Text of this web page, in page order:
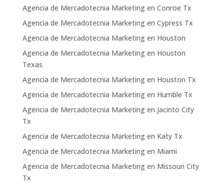
Agencia de Mercadotecnia Marketing en Conroe Tx
Agencia de Mercadotecnia Marketing en Cypress Tx
Agencia de Mercadotecnia Marketing en Houston
Agencia de Mercadotecnia Marketing en Houston
Texas
Agencia de Mercadotecnia Marketing en Houston Tx
Agencia de Mercadotecnia Marketing en Humble Tx
Agencia de Mercadotecnia Marketing en Jacinto City
Tx
Agencia de Mercadotecnia Marketing en Katy Tx
Agencia de Mercadotecnia Marketing en Miami
Agencia de Mercadotecnia Marketing en Missouri City
Tx